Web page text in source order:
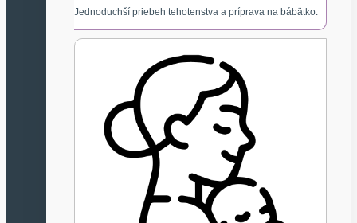
Jednoduchší priebeh tehotenstva a príprava na bábätko.